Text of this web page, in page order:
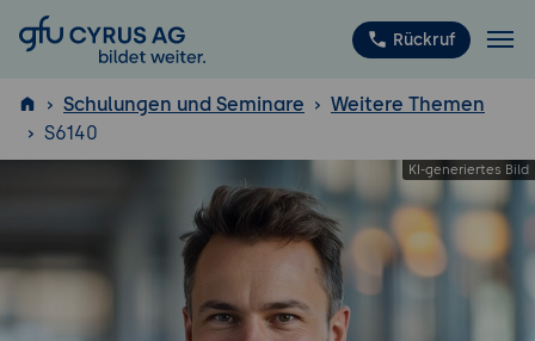
GFU Cyrus AG Rückruf
ISTQB ®
Schulungen und Seminare
Weitere Themen
S6140